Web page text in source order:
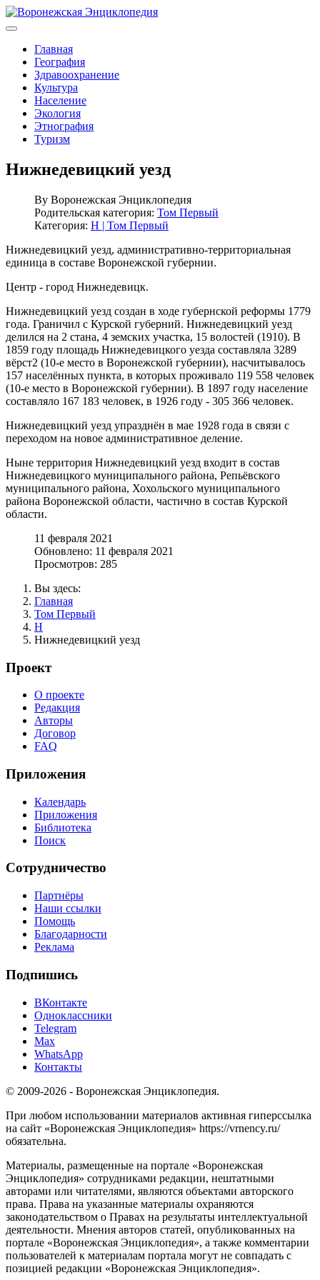
Главная
География
Здравоохранение
Культура
Население
Экология
Этнография
Туризм
Нижнедевицкий уезд
By Воронежская Энциклопедия
Родительская категория: Том Первый
Категория: Н | Том Первый
Нижнедевицкий уезд, административно-территориальная
единица в составе Воронежской губернии.
Центр - город Нижнедевицк.
Нижнедевицкий уезд создан в ходе губернской реформы 1779
года. Граничил с Курской губерний. Нижнедевицкий уезд
делился на 2 стана, 4 земских участка, 15 волостей (1910). В
1859 году площадь Нижнедевицкого уезда составляла 3289
вёрст2 (10-е место в Воронежской губернии), насчитывалось
157 населённых пункта, в которых проживало 119 558 человек
(10-е место в Воронежской губернии). В 1897 году население
составляло 167 183 человек, в 1926 году - 305 366 человек.
Нижнедевицкий уезд упразднён в мае 1928 года в связи с
переходом на новое административное деление.
Ныне территория Нижнедевицкий уезд входит в состав
Нижнедевицкого муниципального района, Репьёвского
муниципального района, Хохольского муниципального
района Воронежской области, частично в состав Курской
области.
11 февраля 2021
Обновлено: 11 февраля 2021
Просмотров: 285
Вы здесь:
Главная
Том Первый
Н
Нижнедевицкий уезд
Проект
О проекте
Редакция
Авторы
Договор
FAQ
Приложения
Календарь
Приложения
Библиотека
Поиск
Сотрудничество
Партнёры
Наши ссылки
Помощь
Благодарности
Реклама
Подпишись
ВКонтакте
Одноклассники
Telegram
Max
WhatsApp
Контакты
© 2009-2026 - Воронежская Энциклопедия.
При любом использовании материалов активная гиперссылка
на сайт «Воронежская Энциклопедия» https://vrnency.ru/
обязательна.
Материалы, размещенные на портале «Воронежская
Энциклопедия» сотрудниками редакции, нештатными
авторами или читателями, являются объектами авторского
права. Права на указанные материалы охраняются
законодательством о Правах на результаты интеллектуальной
деятельности. Мнения авторов статей, опубликованных на
портале «Воронежская Энциклопедия», а также комментарии
пользователей к материалам портала могут не совпадать с
позицией редакции «Воронежская Энциклопедия».